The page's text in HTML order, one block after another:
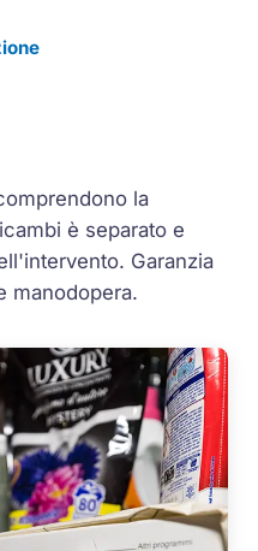
la
è separato e
Garanzia
manodopera.